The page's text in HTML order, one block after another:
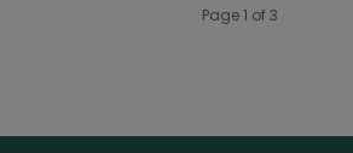
Page 1 of 3